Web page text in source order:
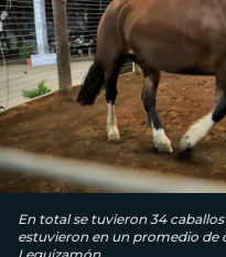
En total se tuvieron 34
estuvieron en un promedio de